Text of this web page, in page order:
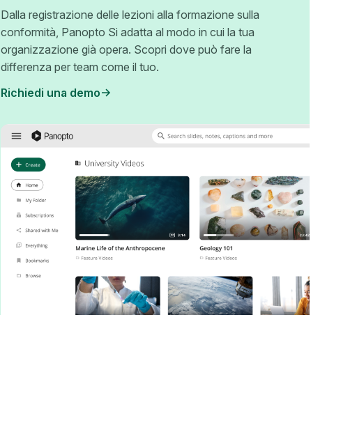
Dalla registrazione delle lezioni alla formazione sulla
conformità, Panopto Si adatta al modo in cui la tua
organizzazione già opera. Scopri dove può fare la
differenza per team come il tuo.
Richiedi una demo